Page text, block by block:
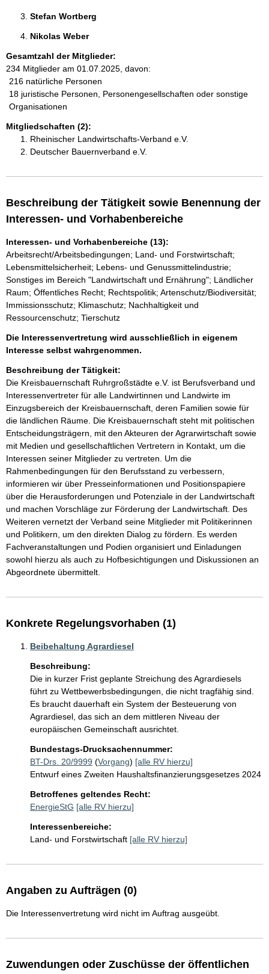
Stefan Wortberg
Nikolas Weber
Gesamtzahl der Mitglieder:
234 Mitglieder am 01.07.2025, davon:
216 natürliche Personen
18 juristische Personen, Personengesellschaften oder sonstige
Organisationen
Mitgliedschaften (2):
Rheinischer Landwirtschafts-Verband e.V.
Deutscher Bauernverband e.V.
Beschreibung der Tätigkeit sowie Benennung der
Interessen- und Vorhabenbereiche
Interessen- und Vorhabenbereiche (13):
Arbeitsrecht/Arbeitsbedingungen; Land- und Forstwirtschaft;
Lebensmittelsicherheit; Lebens- und Genussmittelindustrie;
Sonstiges im Bereich "Landwirtschaft und Ernährung"; Ländlicher
Raum; Öffentliches Recht; Rechtspolitik; Artenschutz/Biodiversität;
Immissionsschutz; Klimaschutz; Nachhaltigkeit und
Ressourcenschutz; Tierschutz
Die Interessenvertretung wird ausschließlich in eigenem
Interesse selbst wahrgenommen.
Beschreibung der Tätigkeit:
Die Kreisbauernschaft Ruhrgroßstädte e.V. ist Berufsverband und
Interessenvertreter für alle Landwirtinnen und Landwirte im
Einzugsbereich der Kreisbauernschaft, deren Familien sowie für
die ländlichen Räume. Die Kreisbauernschaft steht mit politischen
Entscheidungsträgern, mit den Akteuren der Agrarwirtschaft sowie
mit Medien und gesellschaftlichen Vertretern in Kontakt, um die
Interessen seiner Mitglieder zu vertreten. Um die
Rahmenbedingungen für den Berufsstand zu verbessern,
informieren wir über Presseinformationen und Positionspapiere
über die Herausforderungen und Potenziale in der Landwirtschaft
und machen Vorschläge zur Förderung der Landwirtschaft. Des
Weiteren vernetzt der Verband seine Mitglieder mit Politikerinnen
und Politikern, um den direkten Dialog zu fördern. Es werden
Fachveranstaltungen und Podien organisiert und Einladungen
sowohl hierzu als auch zu Hofbesichtigungen und Diskussionen an
Abgeordnete übermittelt.
Konkrete Regelungsvorhaben (1)
Beibehaltung Agrardiesel
Beschreibung:
Die in kurzer Frist geplante Streichung des Agrardiesels
führt zu Wettbewerbsbedingungen, die nicht tragfähig sind.
Es braucht dauerhaft ein System der Besteuerung von
Agrardiesel, das sich an dem mittleren Niveau der
europäischen Gemeinschaft ausrichtet.
Bundestags-Drucksachennummer:
BT-Drs. 20/9999 (Vorgang) [alle RV hierzu]
Entwurf eines Zweiten Haushaltsfinanzierungsgesetzes 2024
Betroffenes geltendes Recht:
EnergieStG [alle RV hierzu]
Interessenbereiche:
Land- und Forstwirtschaft [alle RV hierzu]
Angaben zu Aufträgen (0)
Die Interessenvertretung wird nicht im Auftrag ausgeübt.
Zuwendungen oder Zuschüsse der öffentlichen